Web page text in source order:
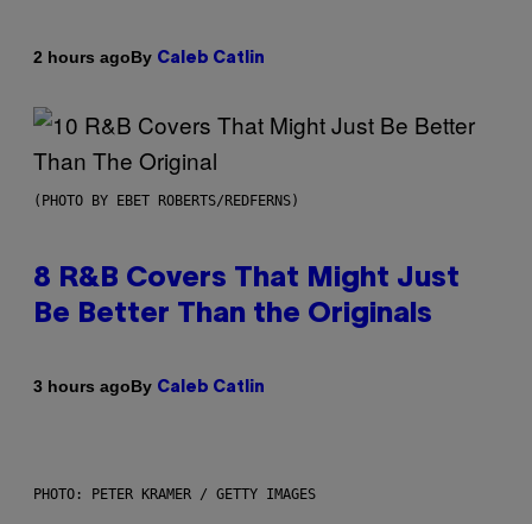
2 hours agoBy Caleb Catlin
(PHOTO BY EBET ROBERTS/REDFERNS)
8 R&B Covers That Might Just
Be Better Than the Originals
3 hours agoBy Caleb Catlin
PHOTO: PETER KRAMER / GETTY IMAGES